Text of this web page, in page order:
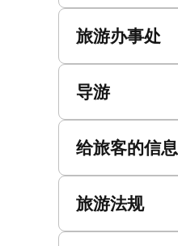
旅游办事处
导游
给旅客的信息
旅游法规